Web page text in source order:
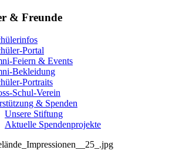
& Freunde
Portal
Feiern & Events
Bekleidung
Portraits
Schul-Verein
& Spenden
Unsere Stiftung
Aktuelle Spendenprojekte